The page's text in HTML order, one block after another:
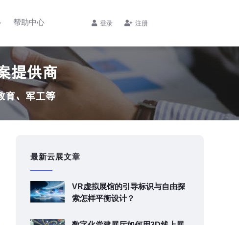
帮助中心 登录 注册
最新云展文章
VR虚拟展馆的引导标识与自由探
索怎样平衡设计？